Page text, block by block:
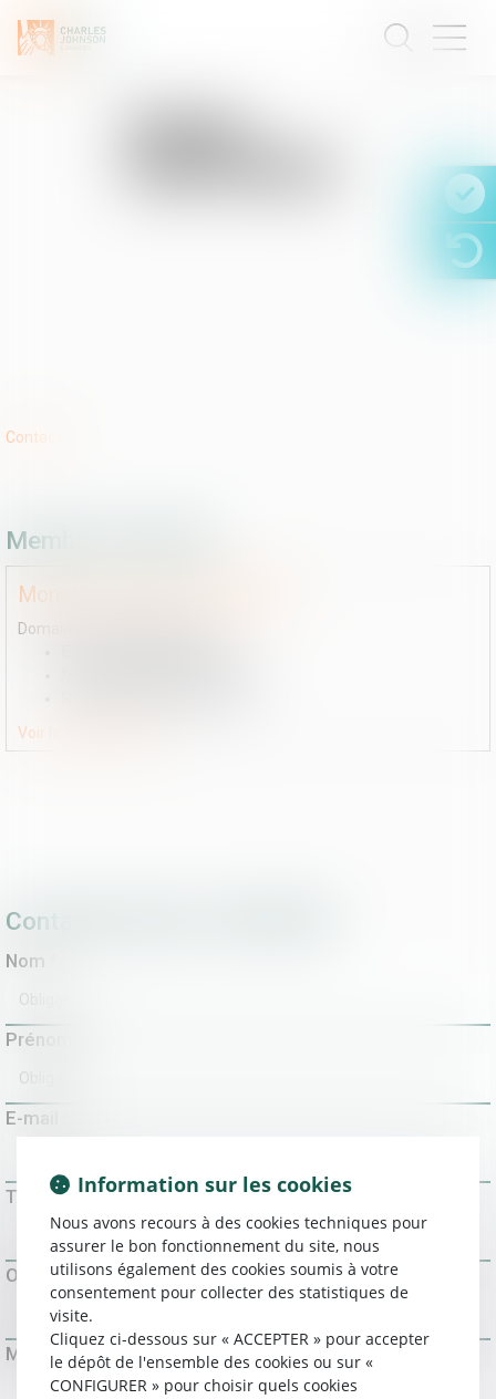
Contact
Membre de l'étude
Monsieur
Domaines de compétences :
Voir le détail
Contacter Etude : HAUTBOIS
Nom
Prénom
E-mail
Tél
Objet
Message
Information sur les cookies
Nous avons recours à des cookies techniques pour
assurer le bon fonctionnement du site, nous
utilisons également des cookies soumis à votre
consentement pour collecter des statistiques de
visite.
Cliquez ci-dessous sur « ACCEPTER » pour accepter
le dépôt de l'ensemble des cookies ou sur «
CONFIGURER » pour choisir quels cookies